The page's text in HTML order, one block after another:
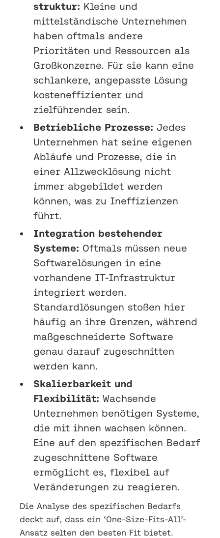
struktur: Kleine und
mittelständische Unternehmen
haben oftmals andere
Prioritäten und Ressourcen als
Großkonzerne. Für sie kann eine
schlankere, angepasste Lösung
kosteneffizienter und
zielführender sein.
Betriebliche Prozesse: Jedes
Unternehmen hat seine eigenen
Abläufe und Prozesse, die in
einer Allzwecklösung nicht
immer abgebildet werden
können, was zu Ineffizienzen
führt.
Integration bestehender
Systeme: Oftmals müssen neue
Softwarelösungen in eine
vorhandene IT-Infrastruktur
integriert werden.
Standardlösungen stoßen hier
häufig an ihre Grenzen, während
maßgeschneiderte Software
genau darauf zugeschnitten
werden kann.
Skalierbarkeit und
Flexibilität: Wachsende
Unternehmen benötigen Systeme,
die mit ihnen wachsen können.
Eine auf den spezifischen Bedarf
zugeschnittene Software
ermöglicht es, flexibel auf
Veränderungen zu reagieren.
Die Analyse des spezifischen Bedarfs
deckt auf, dass ein ‘One-Size-Fits-All’-
Ansatz selten den besten Fit bietet.